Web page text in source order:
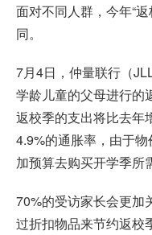
面对不同人群，今年“
同。
7月4日，仲量联行（
学龄儿童的父母进行的
返校季的支出将比去年
4.9%的通胀率，由于
加预算去购买开学季所
70%的受访家长会更加
过折扣物品来节约返校